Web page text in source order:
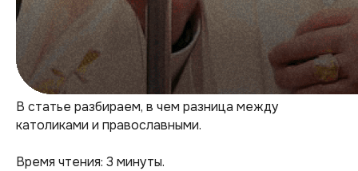
В статье разбираем, в чем разница между
католиками и православными.
Время чтения: 3 минуты.